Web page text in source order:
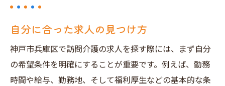
自分に合った求人の見つけ方
神戸市兵庫区で訪問介護の求人を探す際には、まず自分
の希望条件を明確にすることが重要です。例えば、勤務
時間や給与、勤務地、そして福利厚生などの基本的な条